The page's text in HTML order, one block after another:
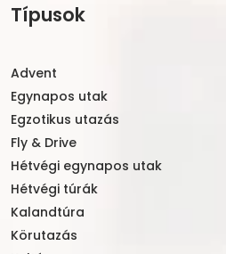
Típusok
Advent
Egynapos utak
Egzotikus utazás
Fly & Drive
Hétvégi egynapos utak
Hétvégi túrák
Kalandtúra
Körutazás